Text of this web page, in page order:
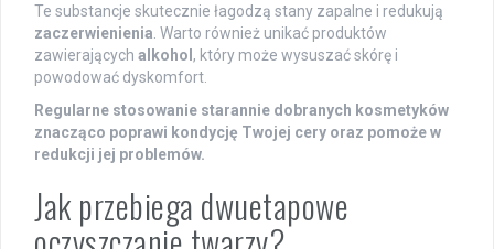
Te substancje skutecznie łagodzą stany zapalne i redukują
zaczerwienienia . Warto również unikać produktów
zawierających alkohol, który może wysuszać skórę i
powodować dyskomfort.
Regularne stosowanie starannie dobranych kosmetyków
znacząco poprawi kondycję Twojej cery oraz pomoże w
redukcji jej problemów.
Jak przebiega dwuetapowe